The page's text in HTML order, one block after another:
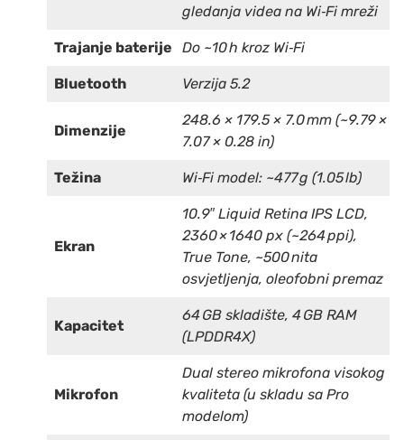
gledanja videa na Wi‑Fi mreži
Trajanje baterije Do ~10 h kroz Wi‑Fi
Bluetooth Verzija 5.2
Dimenzije
248.6 × 179.5 × 7.0 mm (~9.79 ×
7.07 × 0.28 in)
Težina Wi‑Fi model: ~477 g (1.05 lb)
Ekran
10.9″ Liquid Retina IPS LCD,
2360 × 1640 px (~264 ppi),
True Tone, ~500 nita
osvjetljenja, oleofobni premaz
Kapacitet
64 GB skladište, 4 GB RAM
(LPDDR4X)
Mikrofon
Dual stereo mikrofona visokog
kvaliteta (u skladu sa Pro
modelom)